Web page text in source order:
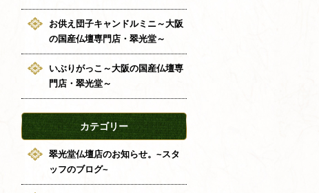
お供え団子キャンドルミニ～大阪
の国産仏壇専門店・翠光堂～
いぶりがっこ～大阪の国産仏壇専
門店・翠光堂～
カテゴリー
翠光堂仏壇店のお知らせ。~スタ
ッフのブログ~